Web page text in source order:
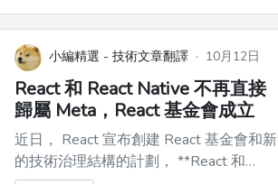
小編精選 - 技術文章翻譯 · 10月12日
React 和 React Native 不再直接
歸屬 Meta，React 基金會成立
近日， React 宣布創建 React 基金會和新
的技術治理結構的計劃， **React 和